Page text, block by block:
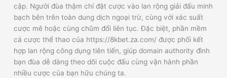
cập. Người đùa thậm chí đặt cược vào lan rộng giải đấu minh
bạch bên trên toàn dung dịch ngoại trừ, cùng với xác suất
cược mê hoặc cùng chũm đổi liên tục. Đặc biệt, phần mềm
cá cược thể thao của https://8kbet.za.com/ được phối kết
hợp lan rộng công dụng tiên tiến, giúp domain authority đình
bạn đùa dễ dàng theo dõi cuộc đấu cùng vận hành phần
nhiều cược của bạn hữu chúng ta.